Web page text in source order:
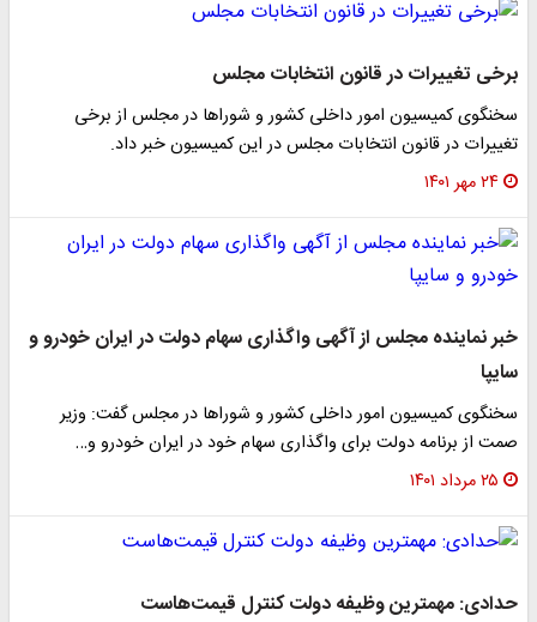
برخی تغییرات در قانون انتخابات مجلس
سخنگوی کمیسیون امور داخلی کشور و شوراها در مجلس از برخی
تغییرات در قانون انتخابات مجلس در این کمیسیون خبر داد.
۲۴ مهر ۱۴۰۱
خبر نماینده مجلس از آگهی واگذاری سهام دولت در ایران خودرو و
سایپا
سخنگوی کمیسیون امور داخلی کشور و شوراها در مجلس گفت: وزیر
صمت از برنامه دولت برای واگذاری سهام خود در ایران خودرو و…
۲۵ مرداد ۱۴۰۱
حدادی: مهمترین وظیفه دولت کنترل قیمت‌هاست